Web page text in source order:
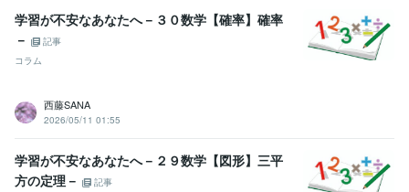
学習が不安なあなたへ－３０数学【確率】確率
－
記事
コラム
西藤SANA
2026/05/11 01:55
学習が不安なあなたへ－２９数学【図形】三平
方の定理－
記事